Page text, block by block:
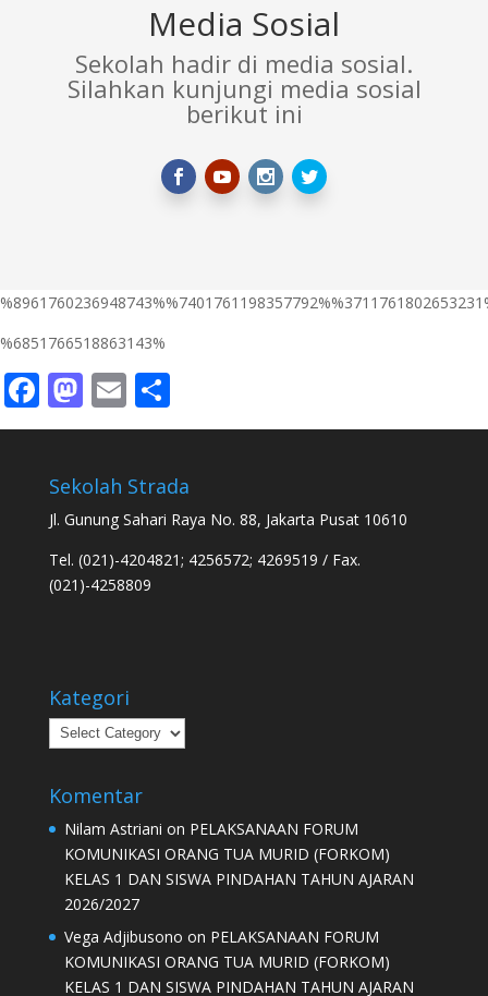
Media Sosial
Sekolah hadir di media sosial.
Silahkan kunjungi media sosial
berikut ini
%6851766518863143%
Facebook
Mastodon
Email
Sekolah Strada
Jl. Gunung Sahari Raya No. 88, Jakarta Pusat 10610
Tel. (021)-4204821; 4256572; 4269519 / Fax.
(021)-4258809
Kategori
Kategori
Komentar
Nilam Astriani on PELAKSANAAN FORUM
KOMUNIKASI ORANG TUA MURID (FORKOM)
KELAS 1 DAN SISWA PINDAHAN TAHUN AJARAN
2026/2027
Vega Adjibusono on PELAKSANAAN FORUM
KOMUNIKASI ORANG TUA MURID (FORKOM)
KELAS 1 DAN SISWA PINDAHAN TAHUN AJARAN